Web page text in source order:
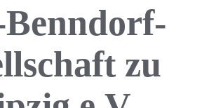
zu